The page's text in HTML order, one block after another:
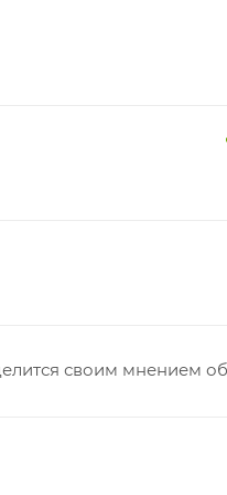
своим мнением